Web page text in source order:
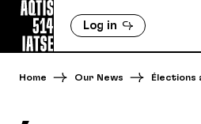
Log in
Home Our News Élections